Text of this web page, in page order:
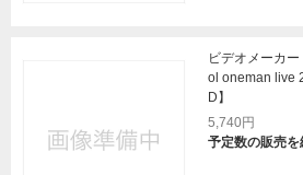
ビデオメーカ
ol oneman live
D】
5,740円
予定数の販売